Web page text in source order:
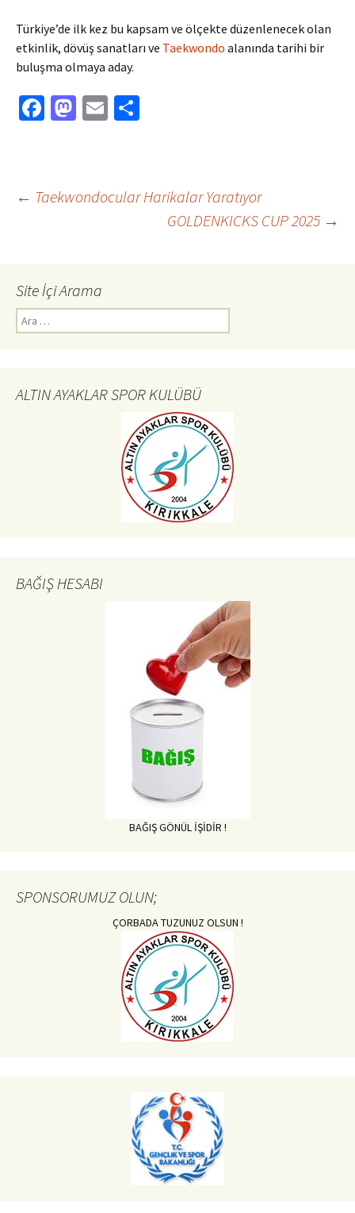
Türkiye’de ilk kez bu kapsam ve ölçekte düzenlenecek olan
etkinlik, dövüş sanatları ve Taekwondo alanında tarihi bir
buluşma olmaya aday.
Fa
o
M
o
E
e
Yazı
← Taekwondocular Harikalar Yaratıyor
GOLDENKICKS CUP 2025 →
Site İçi Arama
Arama:
ALTIN AYAKLAR SPOR KULÜBÜ
BAĞIŞ HESABI
BAĞIŞ GÖNÜL İŞİDİR !
SPONSORUMUZ OLUN;
ÇORBADA TUZUNUZ OLSUN !